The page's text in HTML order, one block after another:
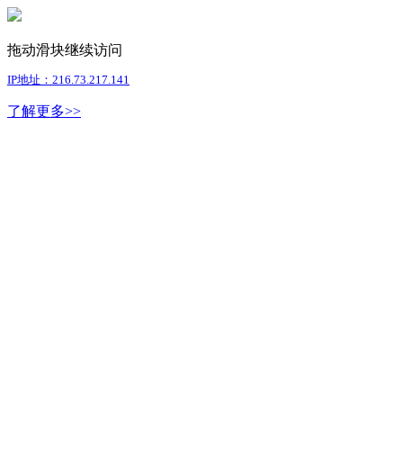
拖动滑块继续访问
IP地址：216.73.217.141
了解更多>>